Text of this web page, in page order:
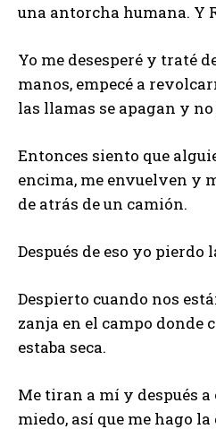
una antorcha humana. Y
Yo me desesperé y traté
manos, empecé a
las llamas se apagan y no
Entonces siento que
encima, me envuelven y
de atrás de un camión.
Después de eso yo pierdo
Despierto cuando nos
zanja en el campo donde
estaba seca.
Me tiran a mí y después
miedo, así que me hago